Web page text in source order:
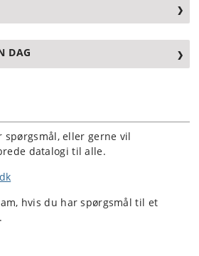
DAG
spørgsmål, eller gerne vil
datalogi til alle.
hvis du har spørgsmål til et